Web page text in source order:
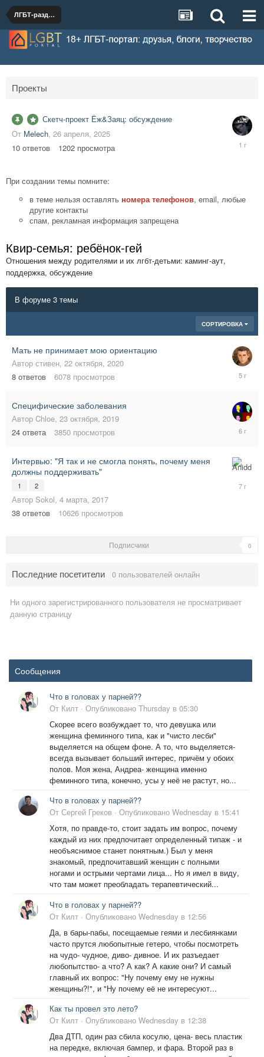
ЛГБТ-раздел
Проекты
Скетч-проект Ёж&Заяц: обсуждение
От Melech, 26 апреля, 2025
10 ответов 1202 просмотра
30
апреля,
При создании темы помните:
в теме нельзя оставлять номера телефонов, email, любые
другие контакты
спам, рекламная информация запрещена
Квир-семья: ребёнок-гей
Отношения между родителями и их лгбт-детьми: каминг-аут,
поддержка, обсуждение
В форуме 3 темы
СОРТИРОВКА
Мать не принимает мою ориентацию
Автор стивен, 22 октября, 2020
8 ответов 6078 просмотров
16
марта,
Специфические заболевания
Автор Chloe, 23 октября, 2019
24 ответа 3850 просмотров
19
ноября,
Интервью: "Я так и не смогла понять, почему меня
должны поддерживать"
1 2
Автор Sokol, 4 марта, 2017
38 ответов 10626 просмотров
7
июля,
Подписчики 0
Последние посетители 0 пользователей онлайн
Ни одного зарегистрированного пользователя не просматривает
данную страницу
Сообщения
Что в головах у парней??
От Килт · Опубликовано Thursday в 05:30
Скорее всего возбуждает то, что девушка или
женщина феминного типа, как и "чисто лесби"
выделяется на общем фоне. А то, что выделяется-
всегда вызывает больший интерес, причём у обоих
полов. Моя жена, Андреа- женщина именно
феминного типа, конечно, усы у неё не растут, но...
Что в головах у парней??
От Сергей Греков · Опубликовано Wednesday в 15:41
Хотя, по правде-то, стоит задать им вопрос, почему
каждый из них предпочитает определенный типаж - и
необъяснимое станет понятным.) Был у меня
знакомый, предпочитавший женщин с полными
ногами и острыми чертами лица... Но я имел в виду,
что там может преобладать терапевтический...
Что в головах у парней??
От Килт · Опубликовано Wednesday в 12:56
Да, в бары-пабы, посещаемые геями и лесбиянками
часто прутся любопытные гетеро, чтобы посмотреть
на чудо- чудное, диво- дивное. И их разъедает
любопытство- а что? А как? А какие они? И самый
главный их вопрос: "Ну почему ему не нужны
женщины?!", и "Ну почему её не интересуют...
Как ты провел это лето?
От Килт · Опубликовано Wednesday в 12:38
Два ДТП, один раз сбила косулю, цена- весь пластик
на передке, включая бампер, и фара. Второй раз в